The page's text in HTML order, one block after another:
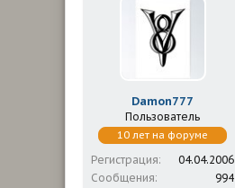
Damon777
Пользователь
10 лет на форуме
Регистрация
04.04.2006
Сообщения
994